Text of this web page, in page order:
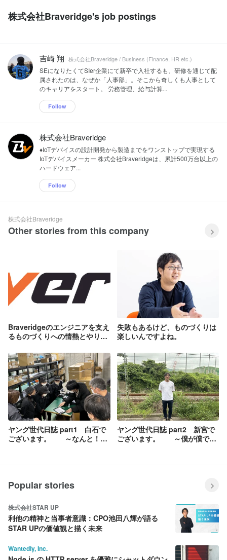
株式会社Braveridge's job postings
吉崎 翔 株式会社Braveridge / Business (Finance, HR etc.)
SEになりたくてSIer企業にて新卒で入社するも、研修を通じて配
属されたのは、なぜか「人事部」。そこから奇しくも人事として
のキャリアをスタート。 労務管理、給与計算...
Follow
株式会社Braveridge
♦︎IoTデバイスの設計開発から製造までをワンストップで実現する
IoTデバイスメーカー 株式会社Braveridgeは、累計500万台以上の
ハードウェア...
Follow
株式会社Braveridge
Other stories from this company
Braveridgeのエンジニアを支え
るものづくりへの情熱とやりが
失敗もあるけど、ものづくりは
楽しいんですよね。
ヤング世代日誌 part1 白石で
ございます。 ～なんと！入
ヤング世代日誌 part2 新宮で
ございます。 ～僕が僕であ
Popular stories
株式会社STAR UP
利他の精神と当事者意識：CPO池田八輝が語る
STAR UPの価値観と描く未来
Wantedly, Inc.